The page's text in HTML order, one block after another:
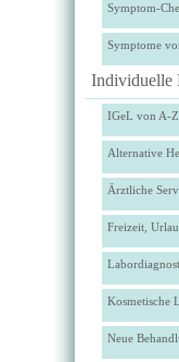
Symptom-
Symptome
Individuelle
IGeL von A-Z
Alternative
Ärztliche
Freizeit,
Kosmetische
Neue